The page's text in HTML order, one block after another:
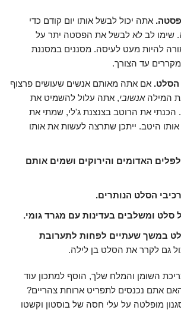
אתה יכול לבשל אותו יום קודם כדי
שימו לב לא לבשל את הפסטה יתר על
להיות מעט לעיסה. מסננים במסננת
מקררים עד הצורך.
הסלט. אם אתה מאותם אנשים שעושים פרצוף
המילהאנשובי, אתה עלול להשמיט את
את הרוטב בצנצנת ג'לי, שמתי את
היטב. ייתכן שתרצה לעשות את אותו
האדומים והירוקים ושמים אותם
הסלט הנותרים.
סלט ומשלבים בעדינות עם מגרד גומי.
במשך שעתיים לפחות לתערובת
גם לקרר את הסלט בן לילה.
השומן והמלח שלך, הוסף למתכון עוד
האם אתם נכנסים לתפריט ארוחת צהריים?
מופלטה על עלי חסה של בוסטון וקשטו